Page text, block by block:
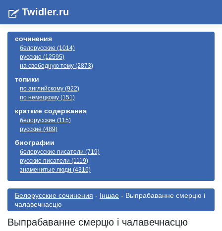
Twidler.ru
сочинения
белорусские (1014)
русские (12595)
на свободную тему (2873)
топики
по английскому (922)
по немецкому (151)
краткие содержания
белорусские (115)
русские (489)
биографии
белорусские писатели (719)
русские писатели (1119)
знаменитые люди (4316)
Белорусские сочинения - Іншае - Выпрабаванне смерцю i
чалавечнасцю
Выпрабаванне смерцю i чалавечнасцю